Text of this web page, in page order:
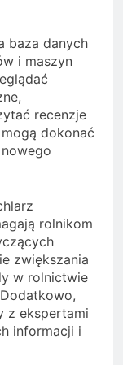
baza danych
i maszyn
recenzje
dokonać
rolnikom
zwiększania
w rolnictwie
z ekspertami
informacji i